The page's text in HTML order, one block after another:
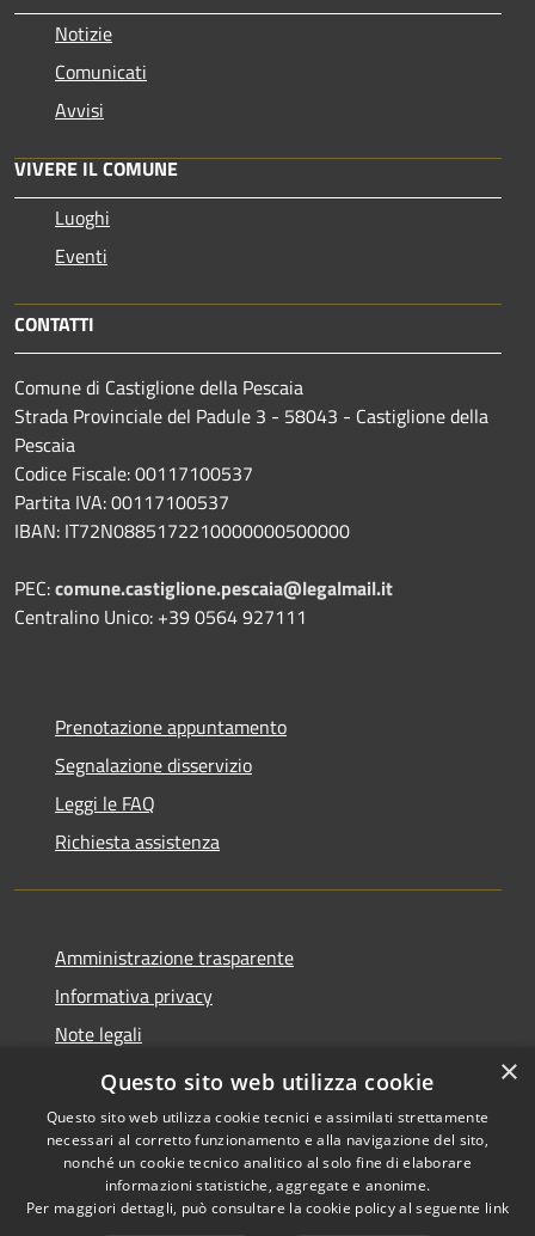
Notizie
Comunicati
Avvisi
VIVERE IL COMUNE
Luoghi
Eventi
CONTATTI
Comune di Castiglione della Pescaia
Strada Provinciale del Padule 3 - 58043 - Castiglione della
Pescaia
Codice Fiscale: 00117100537
Partita IVA: 00117100537
IBAN: IT72N0885172210000000500000
PEC:comune.castiglione.pescaia@legalmail.it
Centralino Unico: +39 0564 927111
Prenotazione appuntamento
Segnalazione disservizio
Leggi le FAQ
Richiesta assistenza
Amministrazione trasparente
Informativa privacy
Note legali
Dichiarazione di accessibilità
Accessibilità
Copyright © 2026 • Comune di
Castiglione della Pescaia •
×
Questo sito web utilizza cookie
Questo sito web utilizza cookie tecnici e assimilati strettamente
necessari al corretto funzionamento e alla navigazione del sito,
nonché un cookie tecnico analitico al solo fine di elaborare
informazioni statistiche, aggregate e anonime.
Per maggiori dettagli, può consultare la cookie policy al seguente link